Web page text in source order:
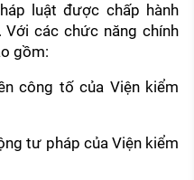
luật được chấp hành
Với các chức năng chính
gồm:
công tố của Viện kiểm
tư pháp của Viện kiểm